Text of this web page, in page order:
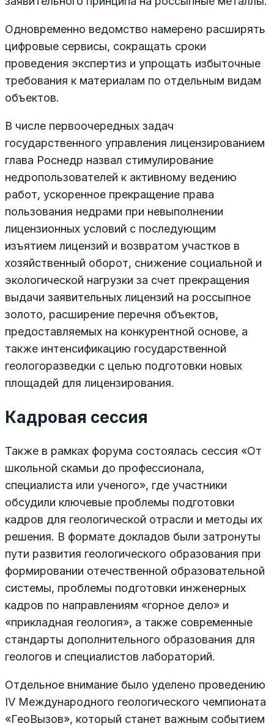
Одновременно ведомство намерено расширять
цифровые сервисы, сокращать сроки
проведения экспертиз и упрощать избыточные
требования к материалам по отдельным видам
объектов.
В числе первоочередных задач
государственного управления лицензированием
глава Роснедр назвал стимулирование
недропользователей к активному ведению
работ, ускоренное прекращение права
пользования недрами при невыполнении
лицензионных условий с последующим
изъятием лицензий и возвратом участков в
хозяйственный оборот, снижение социальной и
экологической нагрузки за счет прекращения
выдачи заявительных лицензий на россыпное
золото, расширение перечня объектов,
предоставляемых на конкурентной основе, а
также интенсификацию государственной
геологоразведки с целью подготовки новых
площадей для лицензирования.
Кадровая сессия
Также в рамках форума состоялась сессия «От
школьной скамьи до профессионала,
специалиста или ученого», где участники
обсудили ключевые проблемы подготовки
кадров для геологической отрасли и методы их
решения. В формате докладов были затронуты
пути развития геологического образования при
формировании отечественной образовательной
системы, проблемы подготовки инженерных
кадров по направлениям «горное дело» и
«прикладная геология», а также современные
стандарты дополнительного образования для
геологов и специалистов лабораторий.
Отдельное внимание было уделено проведению
IV Международного геологического чемпионата
«ГеоВызов», который станет важным событием